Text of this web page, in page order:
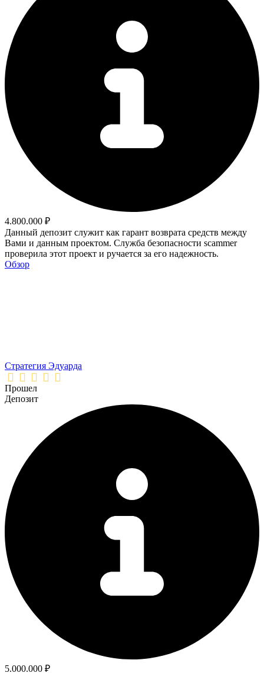
4.800.000 ₽
Данный депозит служит как гарант возврата средств между
Вами и данным проектом. Служба безопасности scammer
проверила этот проект и ручается за его надежность.
Обзор
Стратегия Эдуарда
Прошел
Депозит
5.000.000 ₽